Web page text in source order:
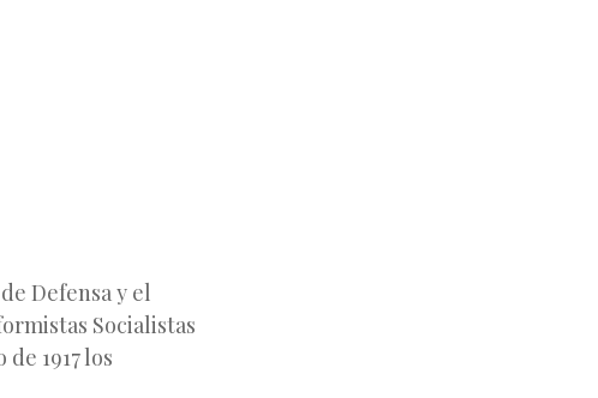
Defensa y el
Socialistas
de 1917 los